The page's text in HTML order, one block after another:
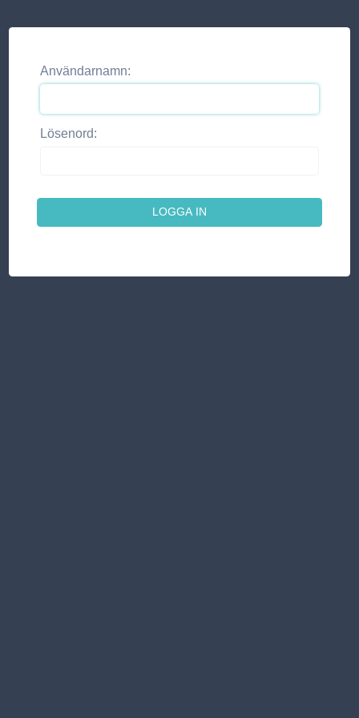
Användarnamn:
Lösenord: